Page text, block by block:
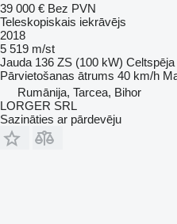
39 000 € Bez PVN
Teleskopiskais iekrāvējs
2018
5 519 m/st
Jauda 136 ZS (100 kW) Celtspēja
Pārvietošanas ātrums 40 km/h
Rumānija, Tarcea, Bihor
LORGER SRL
Sazināties ar pārdevēju